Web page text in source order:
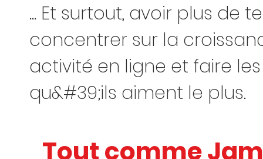
... Et surtout, avoir plus de
concentrer sur la
activité en ligne et faire
qu&#39;ils aiment le plus.
Tout comme